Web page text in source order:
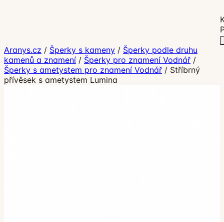
Aranys.cz / Šperky s kameny / Šperky podle druhu
kamenů a znamení / Šperky pro znamení Vodnář /
Šperky s ametystem pro znamení Vodnář / Stříbrný
přívěsek s ametystem Lumina